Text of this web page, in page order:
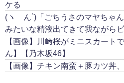
ケる
(ヽ´ん`)「ごちうさのマヤちゃ
みたいな精液出てきて我ながらビ
【画像】川﨑桜がミニスカート
ん】【乃木坂46】
【画像】チキン南蛮＋豚カツ丼